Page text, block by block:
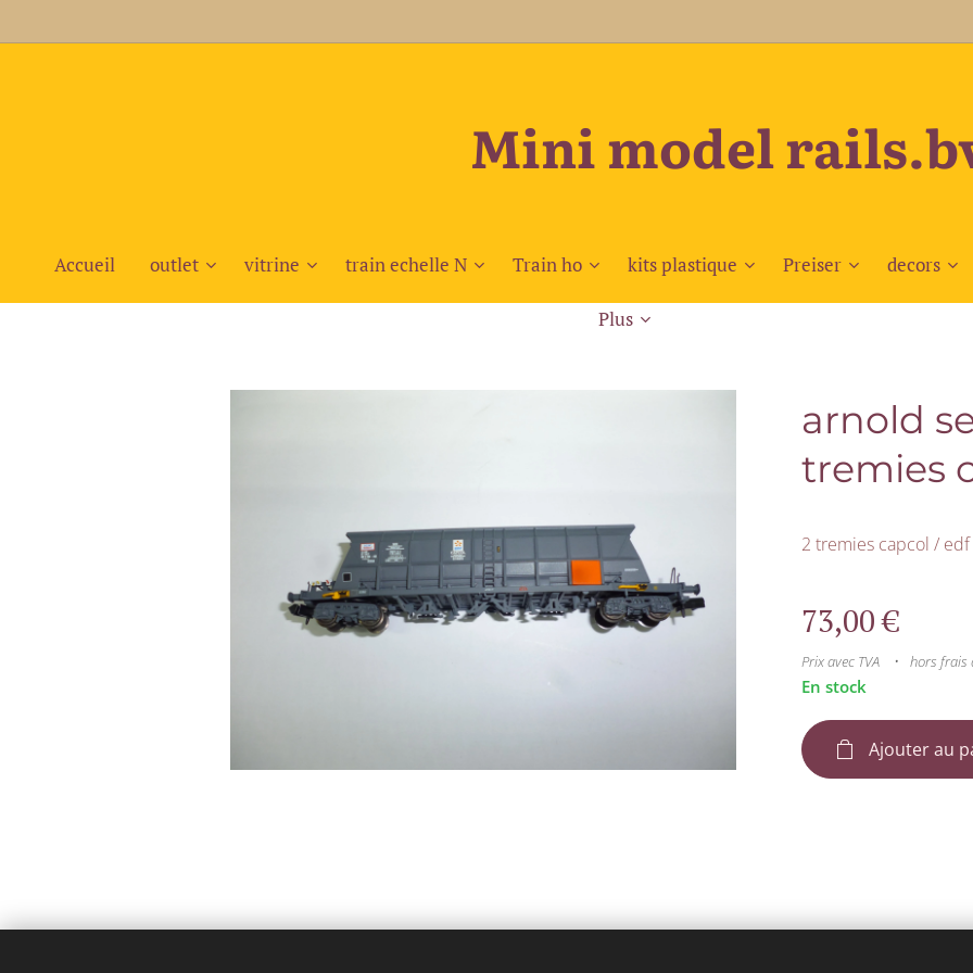
Mini model
Accueil outlet vitrine train echelle N Train ho kits plastique Preiser decors
Plus
arnold
tremies
2 tremies capcol / edf
73,00€
Prix avec TVA hors frais
En stock
Ajouter au